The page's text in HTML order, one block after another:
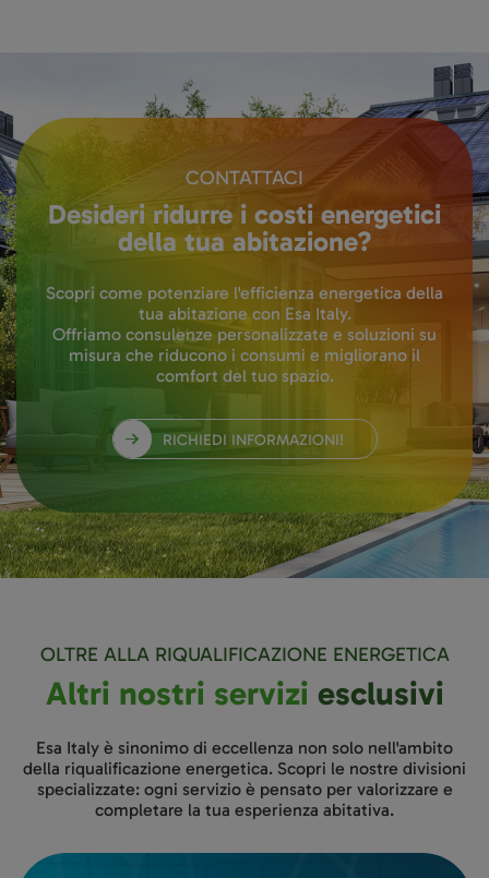
CONTATTACI
Desideri ridurre i costi energetici
della tua abitazione?
Scopri come potenziare l'efficienza energetica della
tua abitazione con Esa Italy.
Offriamo consulenze personalizzate e soluzioni su
misura che riducono i consumi e migliorano il
comfort del tuo spazio.
RICHIEDI INFORMAZIONI!
OLTRE ALLA RIQUALIFICAZIONE ENERGETICA
Altri nostri servizi esclusivi
Esa Italy è sinonimo di eccellenza non solo nell'ambito
della riqualificazione energetica. Scopri le nostre divisioni
specializzate: ogni servizio è pensato per valorizzare e
completare la tua esperienza abitativa.